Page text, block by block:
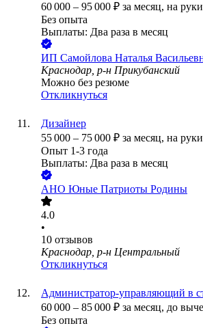
60 000 – 95 000 ₽ за месяц, на руки
Без опыта
Выплаты: Два раза в месяц
ИП Самойлова Наталья
Краснодар, р-н Прикубанский
Можно без резюме
Откликнуться
Дизайнер
55 000 – 75 000 ₽ за месяц, на руки
Опыт 1-3 года
Выплаты: Два раза в месяц
АНО Юные Патриоты Родины
4.0
•
10 отзывов
Краснодар, р-н Центральный
Откликнуться
Администратор-управляющий в
60 000 – 85 000 ₽ за месяц, до
Без опыта